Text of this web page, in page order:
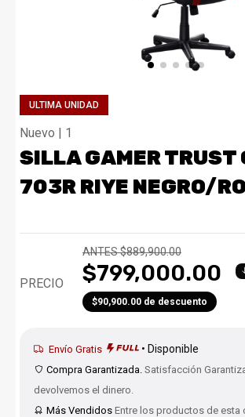
ULTIMA UNIDAD
Nuevo | 1
SILLA GAMER TRUST
703R RIYE NEGRO/
PRECIO
ANTES $889,900.00
$799,000.00
$90,900.00 de descuento
Envío Gratis • Disponible
Compra Garantizada. Satisfacción
devolvemos el dinero.
Más Vendidos Entre los productos de esta